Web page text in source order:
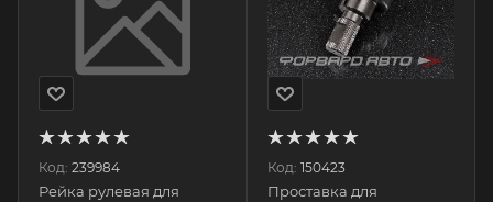
Код: 239984
Рейка рулевая для
Код: 150423
Проставка для